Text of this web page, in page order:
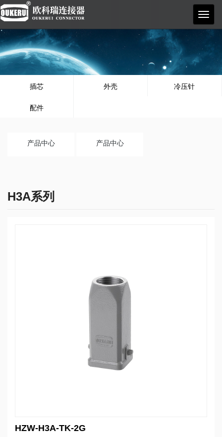
欧科
瑞
插芯 外壳 冷压针
配件
产品中心 产品中心
H3A系列
HZW-H3A-TK-2G